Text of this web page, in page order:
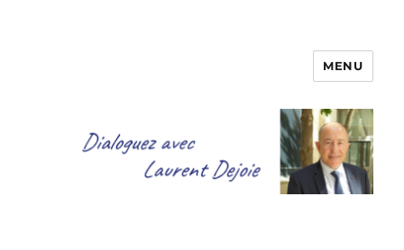
Dialoguez avec Laurent Dejoie
MENU